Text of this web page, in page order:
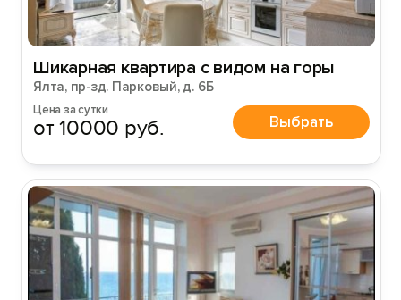
Шикарная квартира с видом на горы
Ялта, пр-зд. Парковый, д. 6Б
Цена за сутки
от 10000 руб. Выбрать